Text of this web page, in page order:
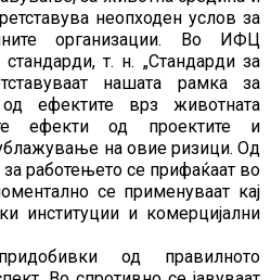
неопходен услов за
организации. Во ИФЦ
т. н. „Стандарди за
нашата рамка за
ефектите врз животната
ефекти од проектите и
на овие ризици. Од
работењето се прифаќаат во
се применуваат кај
институции и комерцијални
од правилното